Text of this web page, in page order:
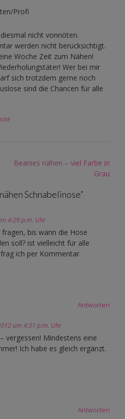
Profi
nicht vonnöten.
werden nicht berücksichtigt.
Woche Zeit zum Nähen!
Wer bei mir
sich trotzdem gerne noch
sind die Chancen für alle
Beanies nähen – viel Farbe in
Grau
Schnabelinose”
4:29 p.m. Uhr
bis wann die Hose
soll? ist vielleicht für alle
ich per Kommentar.
Antworten
um 4:31 p.m. Uhr
vergessen! Mindestens eine
Ich habe es gleich ergänzt.
Antworten